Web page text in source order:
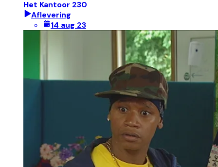
Het Kantoor 230
Aflevering
14 aug 23